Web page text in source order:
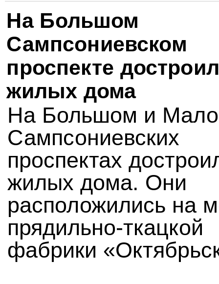
На Большом
Сампсониевском
проспекте
жилых дома
На Большом и
Сампсониевских
проспектах
жилых дома. Они
расположились на
прядильно-ткацкой
фабрики